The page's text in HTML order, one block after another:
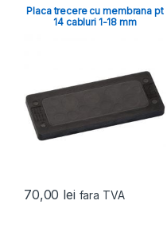
Placa trecere cu membrana pt
14 cabluri 1-18 mm
70,00 lei fara TVA